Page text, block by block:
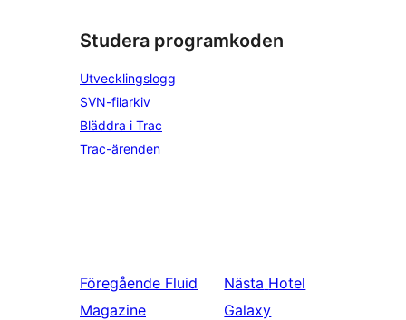
Studera programkoden
Utvecklingslogg
SVN-filarkiv
Bläddra i Trac
Trac-ärenden
Föregående Fluid
Magazine
Nästa Hotel
Galaxy